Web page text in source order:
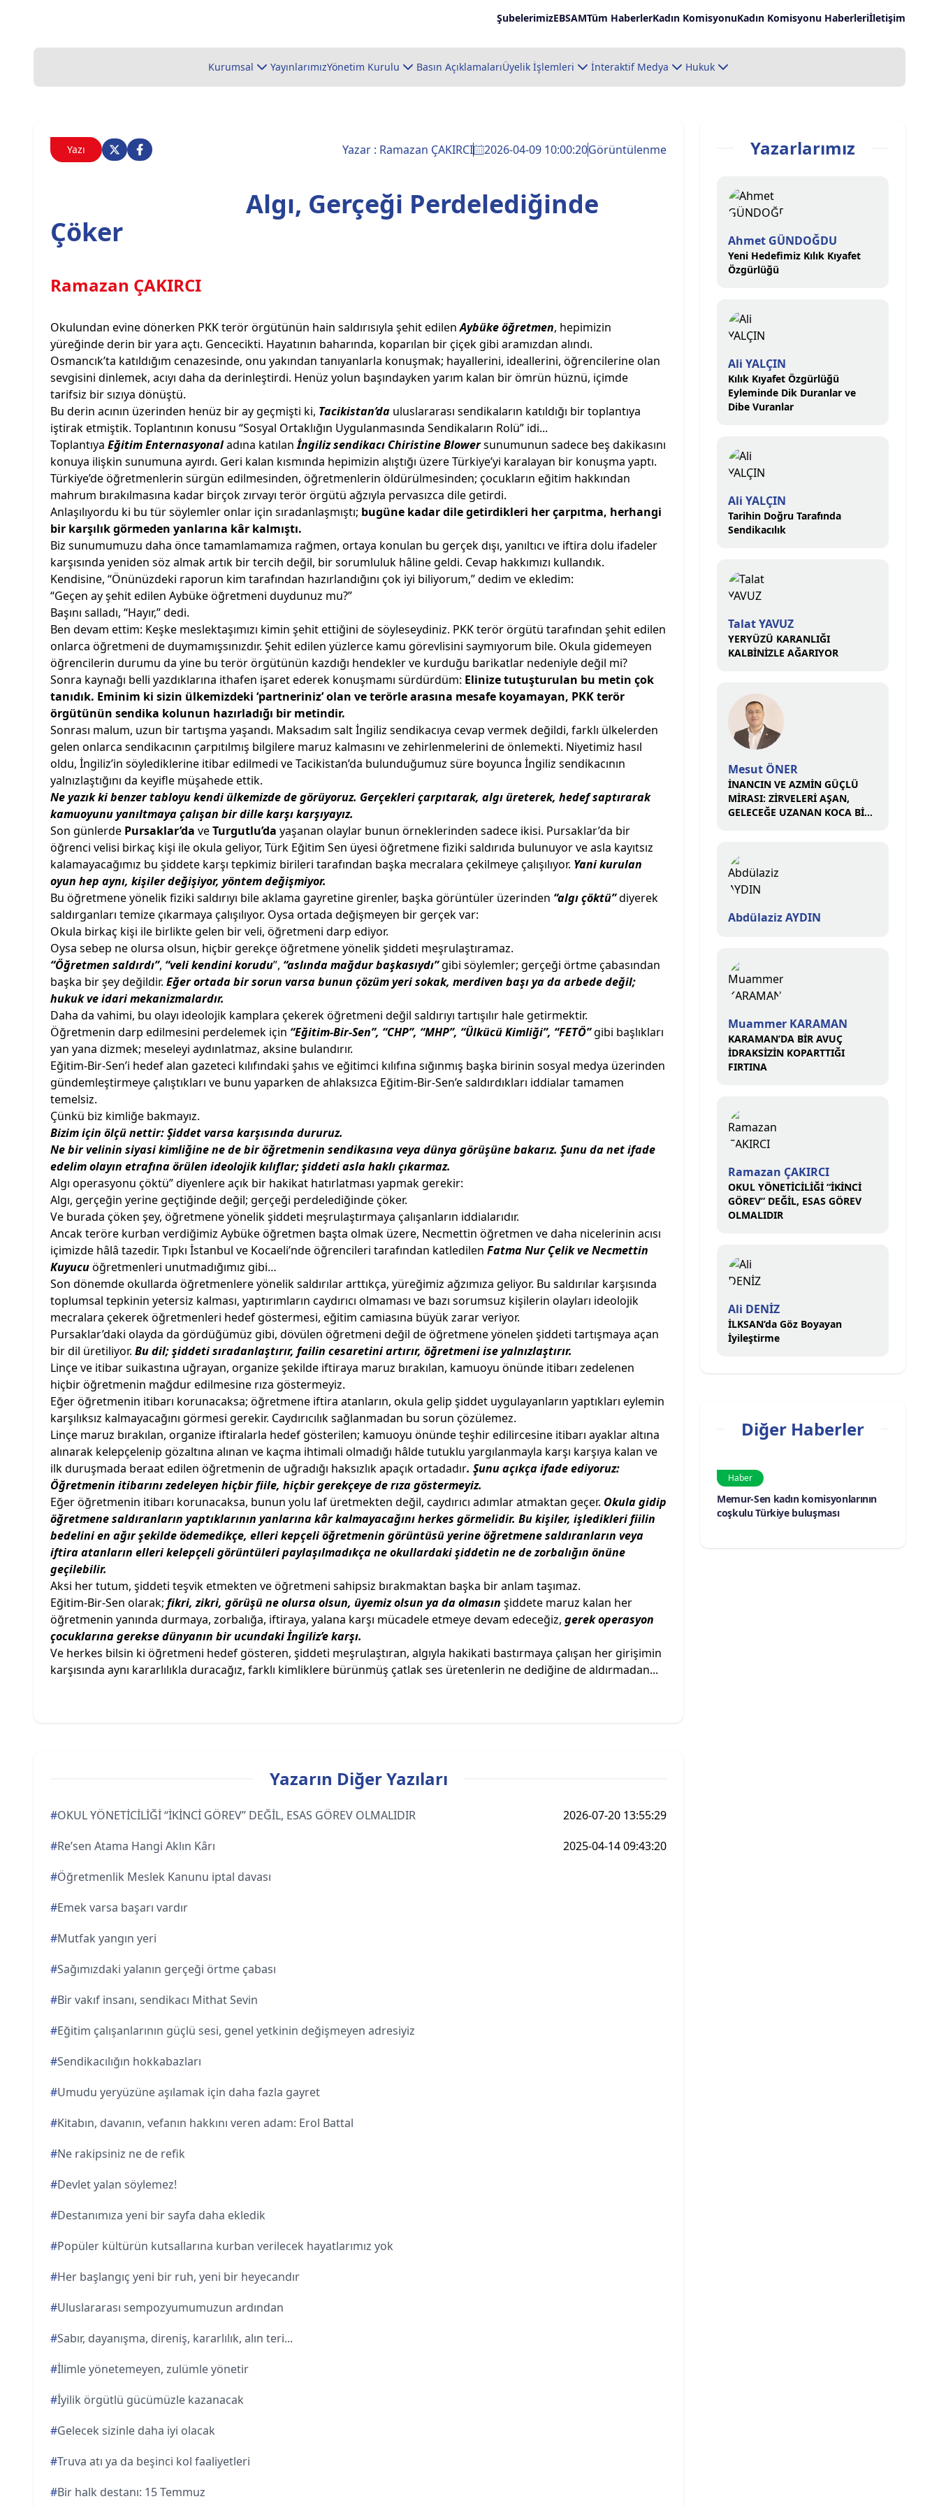
ŞubelerimizEBSAMTüm HaberlerKadın KomisyonuKadın Komisyonu Haberleriİletişim
Kurumsal YayınlarımızYönetim Kurulu Basın AçıklamalarıÜyelik İşlemleri İnteraktif Medya Hukuk
Yazı Yazar : Ramazan ÇAKIRCI 2026-04-09 10:00:20Görüntülenme
Algı, Gerçeği Perdelediğinde
Çöker
Ramazan ÇAKIRCI
Okulundan evine dönerken PKK terör örgütünün hain saldırısıyla şehit edilenAybüke öğretmen, hepimizin
yüreğinde derin bir yara açtı. Gencecikti. Hayatının baharında, koparılan bir çiçek gibi aramızdan alındı.
Osmancık’ta katıldığım cenazesinde, onu yakından tanıyanlarla konuşmak; hayallerini, ideallerini, öğrencilerine olan
sevgisini dinlemek, acıyı daha da derinleştirdi. Henüz yolun başındayken yarım kalan bir ömrün hüznü, içimde
tarifsiz bir sızıya dönüştü.
Bu derin acının üzerinden henüz bir ay geçmişti ki, Tacikistan’da uluslararası sendikaların katıldığı bir toplantıya
iştirak etmiştik. Toplantının konusu “Sosyal Ortaklığın Uygulanmasında Sendikaların Rolü” idi...
Toplantıya Eğitim Enternasyonaladına katılanİngiliz sendikacı Chiristine Blowersunumunun sadece beş dakikasını
konuya ilişkin sunumuna ayırdı. Geri kalan kısmında hepimizin alıştığı üzere Türkiye’yi karalayan bir konuşma yaptı.
Türkiye’de öğretmenlerin sürgün edilmesinden, öğretmenlerin öldürülmesinden; çocukların eğitim hakkından
mahrum bırakılmasına kadar birçok zırvayı terör örgütü ağzıyla pervasızca dile getirdi.
Anlaşılıyordu ki bu tür söylemler onlar için sıradanlaşmıştı; bugüne kadar dile getirdikleri her çarpıtma, herhangi
bir karşılık görmeden yanlarına kâr kalmıştı.
Biz sunumumuzu daha önce tamamlamamıza rağmen, ortaya konulan bu gerçek dışı, yanıltıcı ve iftira dolu ifadeler
karşısında yeniden söz almak artık bir tercih değil, bir sorumluluk hâline geldi. Cevap hakkımızı kullandık.
Kendisine, “Önünüzdeki raporun kim tarafından hazırlandığını çok iyi biliyorum,” dedim ve ekledim:
“Geçen ay şehit edilen Aybüke öğretmeni duydunuz mu?”
Başını salladı, “Hayır,” dedi.
Ben devam ettim: Keşke meslektaşımızı kimin şehit ettiğini de söyleseydiniz. PKK terör örgütü tarafından şehit edilen
onlarca öğretmeni de duymamışsınızdır. Şehit edilen yüzlerce kamu görevlisini saymıyorum bile. Okula gidemeyen
öğrencilerin durumu da yine bu terör örgütünün kazdığı hendekler ve kurduğu barikatlar nedeniyle değil mi?
Sonra kaynağı belli yazdıklarına ithafen işaret ederek konuşmamı sürdürdüm: Elinize tutuşturulan bu metin çok
tanıdık. Eminim ki sizin ülkemizdeki ‘partneriniz’ olan ve terörle arasına mesafe koyamayan, PKK terör
örgütünün sendika kolunun hazırladığı bir metindir.
Sonrası malum, uzun bir tartışma yaşandı. Maksadım salt İngiliz sendikacıya cevap vermek değildi, farklı ülkelerden
gelen onlarca sendikacının çarpıtılmış bilgilere maruz kalmasını ve zehirlenmelerini de önlemekti. Niyetimiz hasıl
oldu, İngiliz’in söylediklerine itibar edilmedi ve Tacikistan’da bulunduğumuz süre boyunca İngiliz sendikacının
yalnızlaştığını da keyifle müşahede ettik.
Ne yazık ki benzer tabloyu kendi ülkemizde de görüyoruz. Gerçekleri çarpıtarak, algı üreterek, hedef saptırarak
kamuoyunu yanıltmaya çalışan bir dille karşı karşıyayız.
Son günlerde Pursaklar’da veTurgutlu’da yaşanan olaylar bunun örneklerinden sadece ikisi. Pursaklar’da bir
öğrenci velisi birkaç kişi ile okula geliyor, Türk Eğitim Sen üyesi öğretmene fiziki saldırıda bulunuyor ve asla kayıtsız
kalamayacağımız bu şiddete karşı tepkimiz birileri tarafından başka mecralara çekilmeye çalışılıyor. Yani kurulan
oyun hep aynı, kişiler değişiyor, yöntem değişmiyor.
Bu öğretmene yönelik fiziki saldırıyı bile aklama gayretine girenler, başka görüntüler üzerinden “algı çöktü”diyerek
saldırganları temize çıkarmaya çalışılıyor. Oysa ortada değişmeyen bir gerçek var:
Okula birkaç kişi ile birlikte gelen bir veli, öğretmeni darp ediyor.
Oysa sebep ne olursa olsun, hiçbir gerekçe öğretmene yönelik şiddeti meşrulaştıramaz.
“Öğretmen saldırdı”, “veli kendini korudu”, “aslında mağdur başkasıydı”gibi söylemler; gerçeği örtme çabasından
başka bir şey değildir. Eğer ortada bir sorun varsa bunun çözüm yeri sokak, merdiven başı ya da arbede değil;
hukuk ve idari mekanizmalardır.
Daha da vahimi, bu olayı ideolojik kamplara çekerek öğretmeni değil saldırıyı tartışılır hale getirmektir.
Öğretmenin darp edilmesini perdelemek için “Eğitim-Bir-Sen”, “CHP”, “MHP”, “Ülkücü Kimliği”, “FETÖ”gibi başlıkları
yan yana dizmek; meseleyi aydınlatmaz, aksine bulandırır.
Eğitim-Bir-Sen’i hedef alan gazeteci kılıfındaki şahıs ve eğitimci kılıfına sığınmış başka birinin sosyal medya üzerinden
gündemleştirmeye çalıştıkları ve bunu yaparken de ahlaksızca Eğitim-Bir-Sen’e saldırdıkları iddialar tamamen
temelsiz.
Çünkü biz kimliğe bakmayız.
Bizim için ölçü nettir: Şiddet varsa karşısında dururuz.
Ne bir velinin siyasi kimliğine ne de bir öğretmenin sendikasına veya dünya görüşüne bakarız. Şunu da net ifade
edelim olayın etrafına örülen ideolojik kılıflar; şiddeti asla haklı çıkarmaz.
Algı operasyonu çöktü” diyenlere açık bir hakikat hatırlatması yapmak gerekir:
Algı, gerçeğin yerine geçtiğinde değil; gerçeği perdelediğinde çöker.
Ve burada çöken şey, öğretmene yönelik şiddeti meşrulaştırmaya çalışanların iddialarıdır.
Ancak teröre kurban verdiğimiz Aybüke öğretmen başta olmak üzere, Necmettin öğretmen ve daha nicelerinin acısı
içimizde hâlâ tazedir. Tıpkı İstanbul ve Kocaeli’nde öğrencileri tarafından katledilen Fatma Nur Çelik ve Necmettin
Kuyucuöğretmenleri unutmadığımız gibi…
Son dönemde okullarda öğretmenlere yönelik saldırılar arttıkça, yüreğimiz ağzımıza geliyor. Bu saldırılar karşısında
toplumsal tepkinin yetersiz kalması, yaptırımların caydırıcı olmaması ve bazı sorumsuz kişilerin olayları ideolojik
mecralara çekerek öğretmenleri hedef göstermesi, eğitim camiasına büyük zarar veriyor.
Pursaklar’daki olayda da gördüğümüz gibi, dövülen öğretmeni değil de öğretmene yönelen şiddeti tartışmaya açan
bir dil üretiliyor. Bu dil; şiddeti sıradanlaştırır, failin cesaretini artırır, öğretmeni ise yalnızlaştırır.
Linçe ve itibar suikastına uğrayan, organize şekilde iftiraya maruz bırakılan, kamuoyu önünde itibarı zedelenen
hiçbir öğretmenin mağdur edilmesine rıza göstermeyiz.
Eğer öğretmenin itibarı korunacaksa; öğretmene iftira atanların, okula gelip şiddet uygulayanların yaptıkları eylemin
karşılıksız kalmayacağını görmesi gerekir. Caydırıcılık sağlanmadan bu sorun çözülemez.
Linçe maruz bırakılan, organize iftiralarla hedef gösterilen; kamuoyu önünde teşhir edilircesine itibarı ayaklar altına
alınarak kelepçelenip gözaltına alınan ve kaçma ihtimali olmadığı hâlde tutuklu yargılanmayla karşı karşıya kalan ve
ilk duruşmada beraat edilen öğretmenin de uğradığı haksızlık apaçık ortadadır. Şunu açıkça ifade ediyoruz:
Öğretmenin itibarını zedeleyen hiçbir fiile, hiçbir gerekçeye de rıza göstermeyiz.
Eğer öğretmenin itibarı korunacaksa, bunun yolu laf üretmekten değil, caydırıcı adımlar atmaktan geçer. Okula gidip
öğretmene saldıranların yaptıklarının yanlarına kâr kalmayacağını herkes görmelidir. Bu kişiler, işledikleri fiilin
bedelini en ağır şekilde ödemedikçe, elleri kepçeli öğretmenin görüntüsü yerine öğretmene saldıranların veya
iftira atanların elleri kelepçeli görüntüleri paylaşılmadıkça ne okullardaki şiddetin ne de zorbalığın önüne
geçilebilir.
Aksi her tutum, şiddeti teşvik etmekten ve öğretmeni sahipsiz bırakmaktan başka bir anlam taşımaz.
Eğitim-Bir-Sen olarak; fikri, zikri, görüşü ne olursa olsun, üyemiz olsun ya da olmasın şiddete maruz kalan her
öğretmenin yanında durmaya, zorbalığa, iftiraya, yalana karşı mücadele etmeye devam edeceğiz, gerek operasyon
çocuklarına gerekse dünyanın bir ucundaki İngiliz’e karşı.
Ve herkes bilsin ki öğretmeni hedef gösteren, şiddeti meşrulaştıran, algıyla hakikati bastırmaya çalışan her girişimin
karşısında aynı kararlılıkla duracağız, farklı kimliklere bürünmüş çatlak ses üretenlerin ne dediğine de aldırmadan...
Yazarın Diğer Yazıları
#OKUL YÖNETİCİLİĞİ “İKİNCİ GÖREV” DEĞİL, ESAS GÖREV OLMALIDIR
2026-07-20 13:55:29
#Re’sen Atama Hangi Aklın Kârı
2025-04-14 09:43:20
#Öğretmenlik Meslek Kanunu iptal davası
#Emek varsa başarı vardır
#Mutfak yangın yeri
#Sağımızdaki yalanın gerçeği örtme çabası
#Bir vakıf insanı, sendikacı Mithat Sevin
#Eğitim çalışanlarının güçlü sesi, genel yetkinin değişmeyen adresiyiz
#Sendikacılığın hokkabazları
#Umudu yeryüzüne aşılamak için daha fazla gayret
#Kitabın, davanın, vefanın hakkını veren adam: Erol Battal
#Ne rakipsiniz ne de refik
#Devlet yalan söylemez!
#Destanımıza yeni bir sayfa daha ekledik
#Popüler kültürün kutsallarına kurban verilecek hayatlarımız yok
#Her başlangıç yeni bir ruh, yeni bir heyecandır
#Uluslararası sempozyumumuzun ardından
#Sabır, dayanışma, direniş, kararlılık, alın teri...
#İlimle yönetemeyen, zulümle yönetir
#İyilik örgütlü gücümüzle kazanacak
#Gelecek sizinle daha iyi olacak
#Truva atı ya da beşinci kol faaliyetleri
#Bir halk destanı: 15 Temmuz
Yazarlarımız
Ahmet GÜNDOĞDU
Yeni Hedefimiz Kılık Kıyafet
Özgürlüğü
Ali YALÇIN
Kılık Kıyafet Özgürlüğü
Eyleminde Dik Duranlar ve
Dibe Vuranlar
Ali YALÇIN
Tarihin Doğru Tarafında
Sendikacılık
Talat YAVUZ
YERYÜZÜ KARANLIĞI
KALBİNİZLE AĞARIYOR
Mesut ÖNER
İNANCIN VE AZMİN GÜÇLÜ
MİRASI: ZİRVELERİ AŞAN,
GELECEĞE UZANAN KOCA BİR
Abdülaziz AYDIN
Muammer KARAMAN
KARAMAN’DA BİR AVUÇ
İDRAKSİZİN KOPARTTIĞI
FIRTINA
Ramazan ÇAKIRCI
OKUL YÖNETİCİLİĞİ “İKİNCİ
GÖREV” DEĞİL, ESAS GÖREV
OLMALIDIR
Ali DENİZ
İLKSAN’da Göz Boyayan
İyileştirme
Diğer Haberler
Haber
Memur-Sen kadın komisyonlarının
coşkulu Türkiye buluşması